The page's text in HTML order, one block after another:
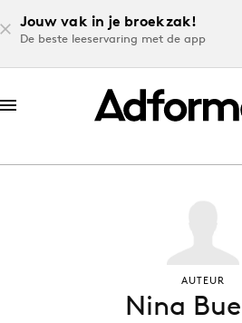
Jouw vak in je broekzak!
De beste leeservaring met de app
Download de
Volg het laatste nieuws
AUTEUR
Nina